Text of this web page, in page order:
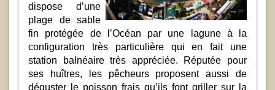
dispose d’une
plage de sable
fin protégée de l’Océan par une lagune à la
configuration très particulière qui en fait une
station balnéaire très appréciée. Réputée pour
ses huîtres, les pêcheurs proposent aussi de
déguster le poisson frais qu’ils font griller sur la